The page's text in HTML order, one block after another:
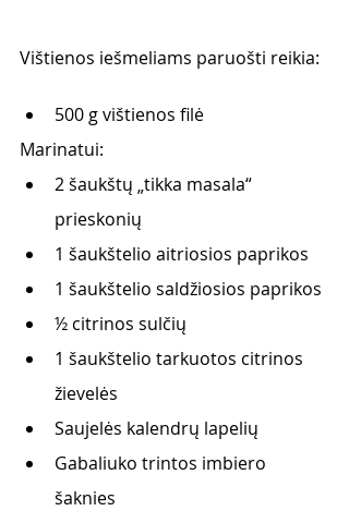
Vištienos iešmeliams paruošti reikia:
500 g vištienos filė
Marinatui:
2 šaukštų „tikka masala“
prieskonių
1 šaukštelio aitriosios paprikos
1 šaukštelio saldžiosios paprikos
½ citrinos sulčių
1 šaukštelio tarkuotos citrinos
žievelės
Saujelės kalendrų lapelių
Gabaliuko trintos imbiero
šaknies